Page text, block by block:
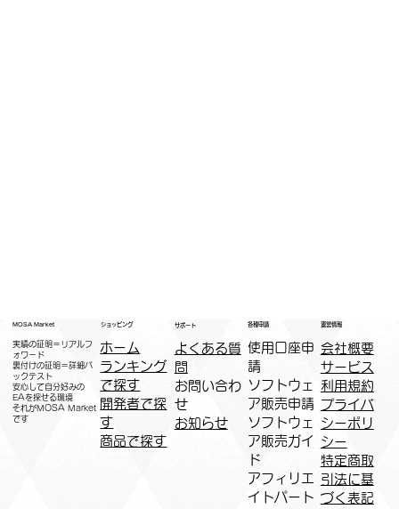
MOSA Market
実績の証明＝リアルフ
ォワード
裏付けの証明＝詳細バ
ックテスト
安心して自分好みの
EAを探せる環境
​それがMOSA Market
です
ショッピング
ホーム
ランキング
で探す
開発者で探
す
商品で探す
サポート
よくある質
問
お問い合わ
せ
お知らせ
各種申請
​使用口座申
請
ソフトウェ
ア販売申請
ソフトウェ
ア販売ガイ
ド
アフィリエ
イトパート
運営情報
会社概要
サービス
利用規約
プライバ
シーポリ
シー
特定商取
引法に基
づく表記